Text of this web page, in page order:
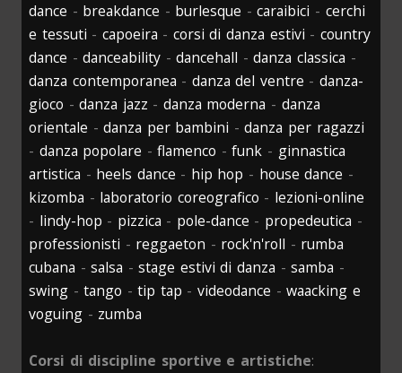
dance - breakdance - burlesque -caraibici - cerchi
e tessuti - capoeira - corsi di danza estivi - country
dance -danceability -dancehall -danza classica -
danza contemporanea - danza del ventre -danza-
gioco -danza jazz - danza moderna - danza
orientale -danza per bambini -danza per ragazzi
- danza popolare -flamenco -funk - ginnastica
artistica - heels dance - hip hop - house dance -
kizomba - laboratorio coreografico - lezioni-online
- lindy-hop - pizzica - pole-dance - propedeutica -
professionisti - reggaeton - rock'n'roll - rumba
cubana -salsa -stage estivi di danza -samba -
swing -tango -tip tap -videodance -waacking e
voguing - zumba
Corsi di discipline sportive e artistiche: